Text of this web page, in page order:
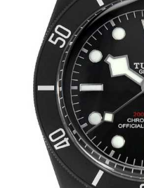
全てのブランドを見
る